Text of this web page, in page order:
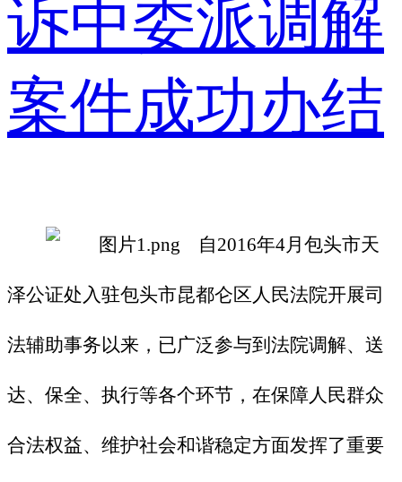
自2016年4月包头市天
泽公证处入驻包头市昆都仑区人民法院开展司
法辅助事务以来，已广泛参与到法院调解、送
达、保全、执行等各个环节，在保障人民群众
合法权益、维护社会和谐稳定方面发挥了重要